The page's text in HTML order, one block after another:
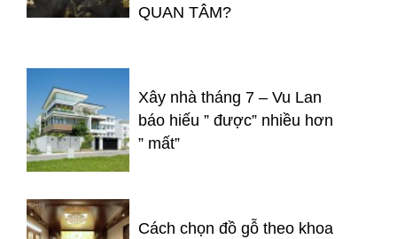
QUAN TÂM?
Xây nhà tháng 7 – Vu Lan
báo hiếu ” được” nhiều hơn
” mất”
Cách chọn đồ gỗ theo khoa